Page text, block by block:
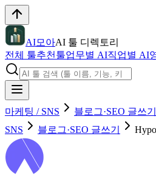
AI모아AI 툴 디렉토리
전체 툴추천툴업무별 AI직업별 AI
마케팅 / SNS 블로그·SEO 글쓰기
SNS
블로그·SEO 글쓰기